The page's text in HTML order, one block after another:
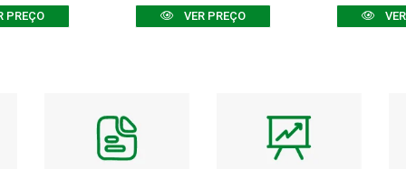
PREÇO VER PREÇO